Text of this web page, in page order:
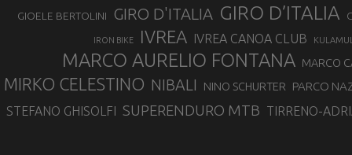
GIOELE BERTOLINI GIRO D'ITALIA GIRO D’ITALIA
IRON BIKE IVREA IVREA CANOA CLUB
MARCO AURELIO FONTANA MARCO
MIRKO CELESTINO NIBALI NINO SCHURTER PARCO
STEFANO GHISOLFI SUPERENDURO MTB TIRRENO-